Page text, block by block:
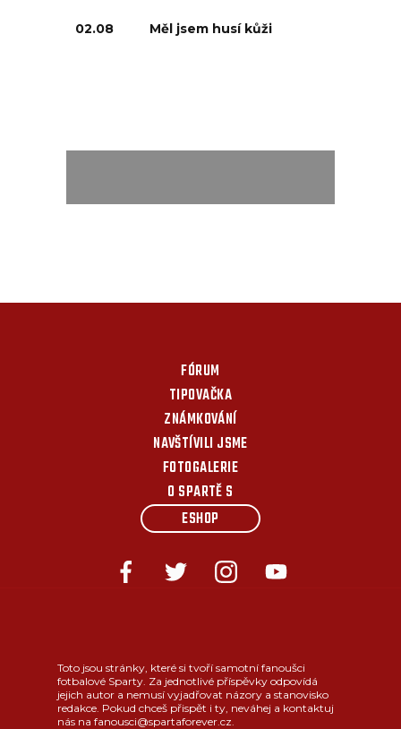
02.08 Měl jsem husí kůži
FÓRUM
TIPOVAČKA
ZNÁMKOVÁNÍ
NAVŠTÍVILI JSME
FOTOGALERIE
O SPARTĚ S
ESHOP
Toto jsou stránky, které si tvoří samotní fanoušci
fotbalové Sparty. Za jednotlivé příspěvky odpovídá
jejich autor a nemusí vyjadřovat názory a stanovisko
redakce. Pokud chceš přispět i ty, neváhej a kontaktuj
nás na fanousci@spartaforever.cz.